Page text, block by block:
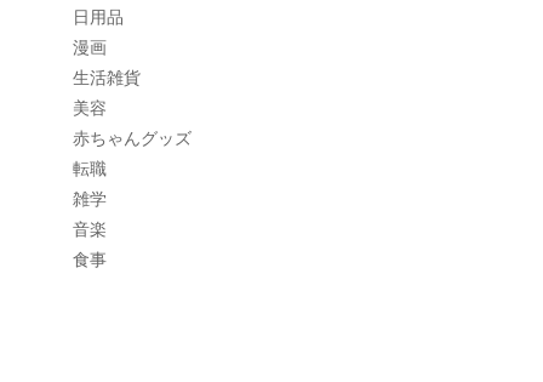
日用品
漫画
生活雑貨
美容
赤ちゃんグッズ
転職
雑学
音楽
食事